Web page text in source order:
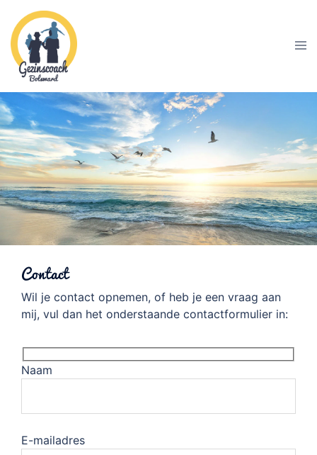
content
Contact
Wil je contact opnemen, of heb je een vraag aan
mij, vul dan het onderstaande contactformulier in:
Naam
E-mailadres